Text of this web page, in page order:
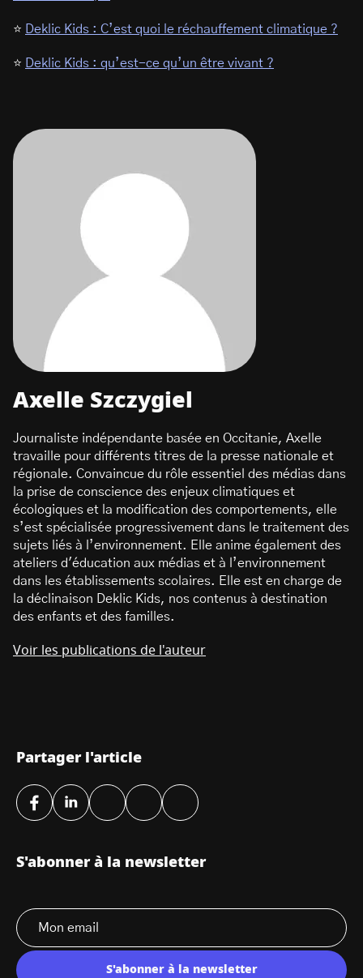
⭐ Deklic Kids : C’est quoi le réchauffement climatique ?
⭐ Deklic Kids : qu’est-ce qu’un être vivant ?
Axelle Szczygiel
Journaliste indépendante basée en Occitanie, Axelle
travaille pour différents titres de la presse nationale et
régionale. Convaincue du rôle essentiel des médias dans
la prise de conscience des enjeux climatiques et
écologiques et la modification des comportements, elle
s’est spécialisée progressivement dans le traitement des
sujets liés à l’environnement. Elle anime également des
ateliers d'éducation aux médias et à l’environnement
dans les établissements scolaires. Elle est en charge de
la déclinaison Deklic Kids, nos contenus à destination
des enfants et des familles.
Voir les publications de l'auteur
Partager l'article
S'abonner à la newsletter
S'abonner à la newsletter